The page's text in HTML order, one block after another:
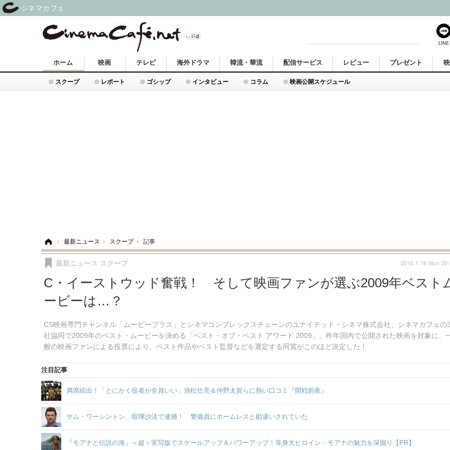
ホーム
スクープ レポート ゴシップ インタビュー コラム 映画公開スケジュール
映画 テレビ 海外ドラマ 韓流・華流 配信サービス レビュー プレゼント
› 最新ニュース › スクープ › 記事
C・イーストウッド奮戦！ そして映画ファンが選ぶ2009年ベスト
ービーは…？
CS映画専門チャンネル「ムービープラス」とシネマコンプレックスチェーンのユナイテッド・シネマ株式会社、シネマカフェの3
社協同で2009年のベスト・ムービーを決める「ベスト・オブ・ベスト アワード 2009」。昨年国内で公開された映画を対象に、
般の映画ファンによる投票により、ベスト作品やベスト監督などを選定する同賞がこのほど決定した！
最新ニュース スクープ 2010.1.18 Mon
注目記事
満席続出！「とにかく役者が全員いい」池松壮亮＆仲野太賀らに熱い口コミ『開戦前夜』
サム・ワーシントン、喧嘩沙汰で逮捕！ 警備員にホームレスと勘違いされていた
『モアナと伝説の海』＜超＞実写版でスケールアップ＆パワーアップ！等身大ヒロイン・モアナの魅力を深掘り【PR】
LINE
シネマカフェ